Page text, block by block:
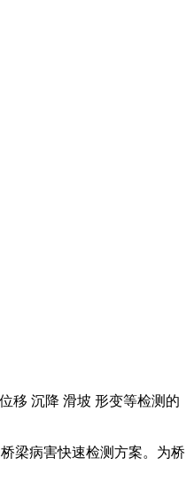
移 沉降 滑坡 形变等检测的
梁病害快速检测方案。为桥